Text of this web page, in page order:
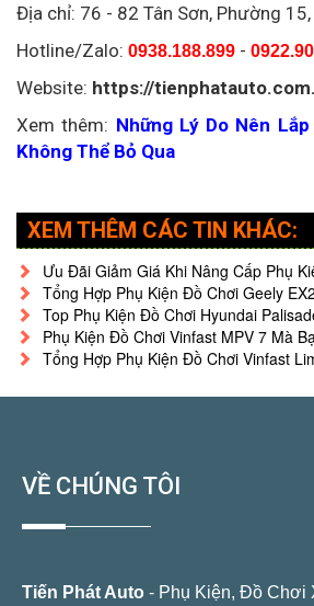
Địa chỉ: 76 - 82 Tân Sơn, Phường 15,
Hotline/Zalo: 0938.188.899 -
Website: https://
Xem thêm: Những Lý Do Nên
Không Thể Bỏ Qua
XEM THÊM CÁC TIN KHÁC:
Ưu Đãi Giảm Giá Khi Nâng Cấp Phụ
Tổng Hợp Phụ Kiện Đồ Chơi Geely
Top Phụ Kiện Đồ Chơi Hyundai
Phụ Kiện Đồ Chơi Vinfast MPV 7 Mà
Tổng Hợp Phụ Kiện Đồ Chơi Vinfast
VỀ CHÚNG TÔI
Tiến Phát Auto - Phụ Kiện, Đồ Chơi